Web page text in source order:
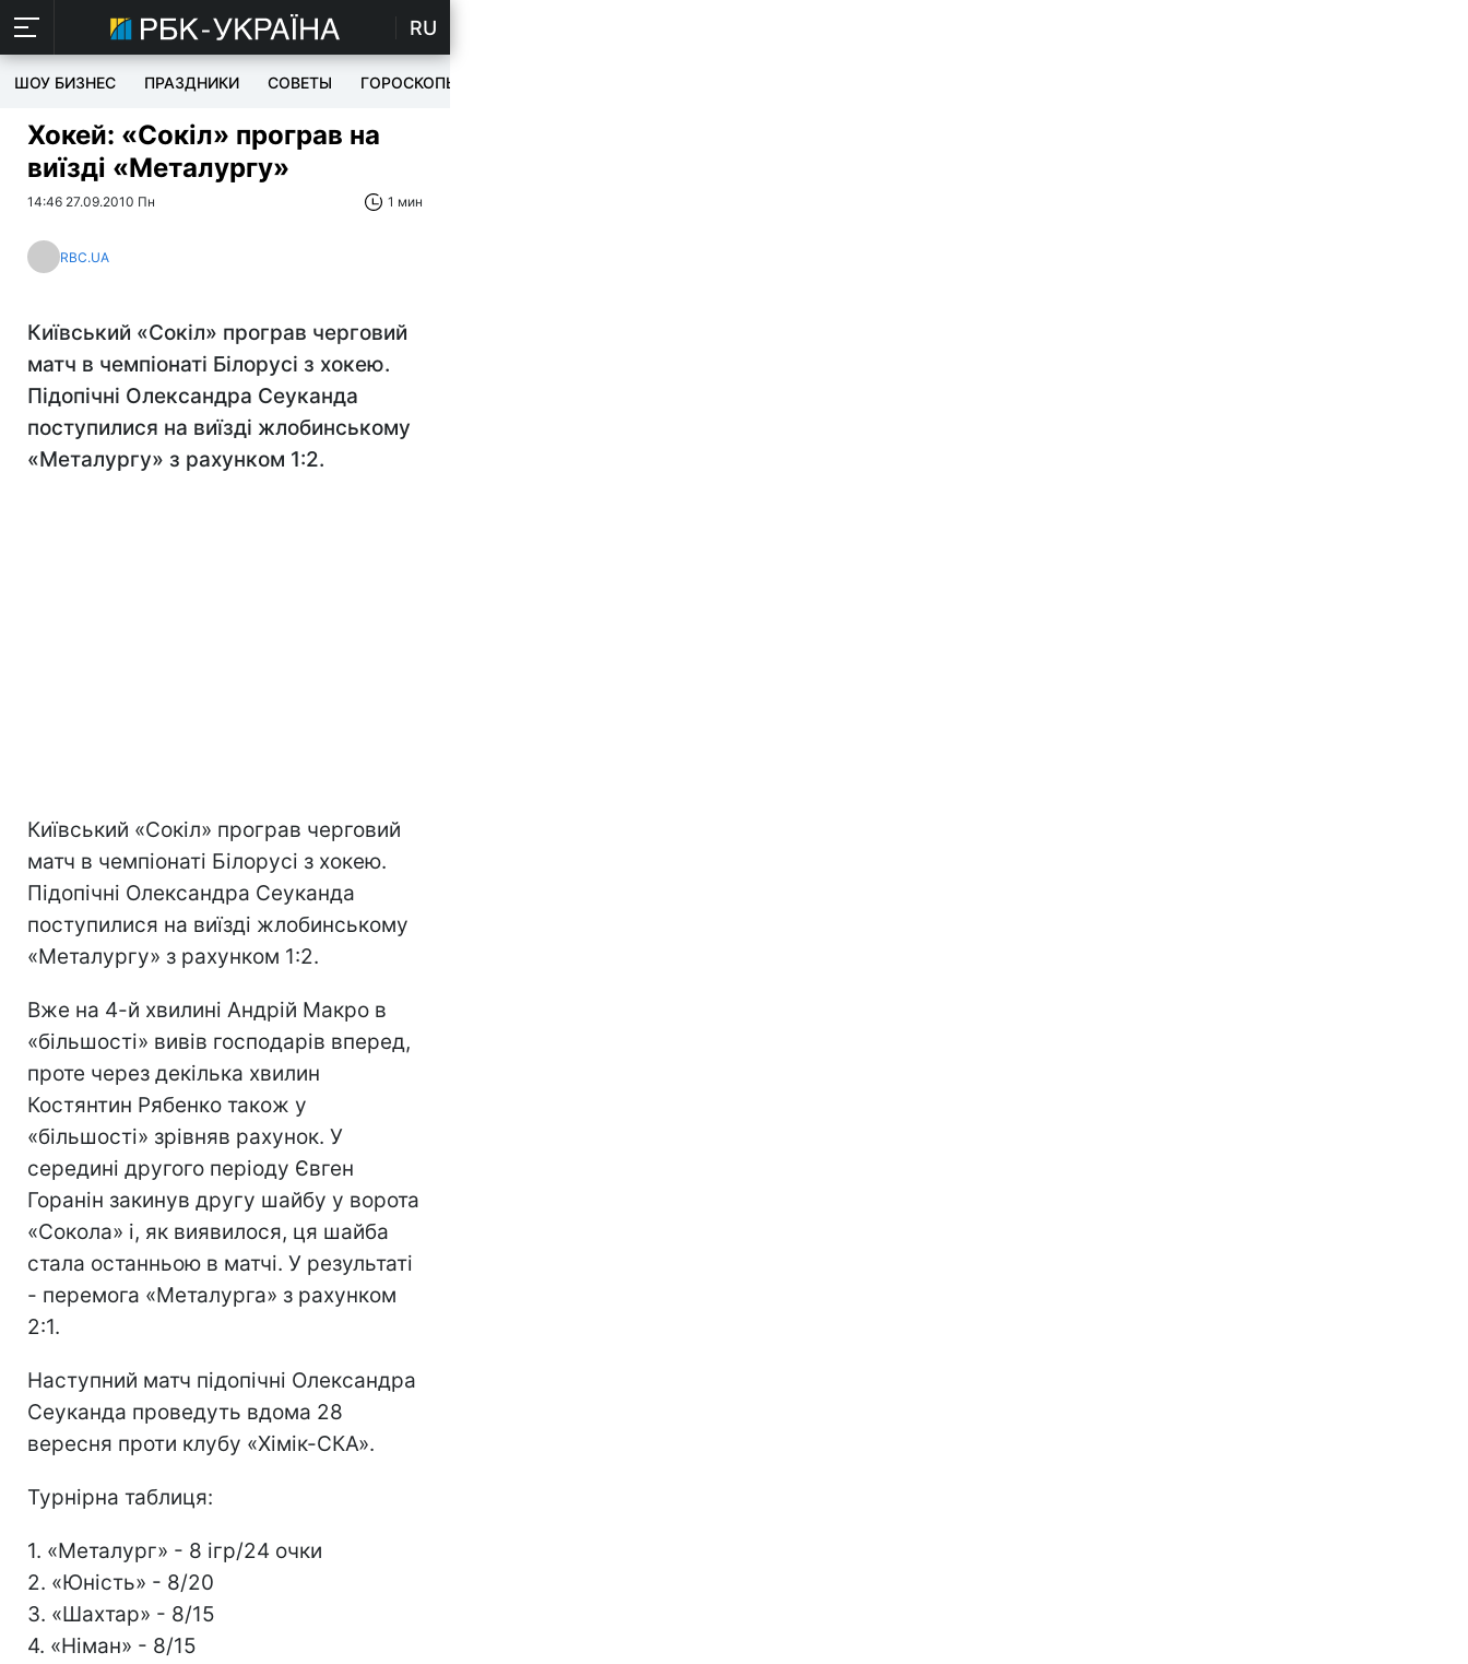
RU
ШОУ БИЗНЕС ПРАЗДНИКИ СОВЕТЫ ГОРОСКОПЫ
Хокей: «Сокіл» програв на
виїзді «Металургу»
14:46 27.09.2010 Пн 1 мин
RBC.UA
Київський «Сокіл» програв черговий
матч в чемпіонаті Білорусі з хокею.
Підопічні Олександра Сеуканда
поступилися на виїзді жлобинському
«Металургу» з рахунком 1:2.
Київський «Сокіл» програв черговий
матч в чемпіонаті Білорусі з хокею.
Підопічні Олександра Сеуканда
поступилися на виїзді жлобинському
«Металургу» з рахунком 1:2.
Вже на 4-й хвилині Андрій Макро в
«більшості» вивів господарів вперед,
проте через декілька хвилин
Костянтин Рябенко також у
«більшості» зрівняв рахунок. У
середині другого періоду Євген
Горанін закинув другу шайбу у ворота
«Сокола» і, як виявилося, ця шайба
стала останньою в матчі. У результаті
- перемога «Металурга» з рахунком
2:1.
Наступний матч підопічні Олександра
Сеуканда проведуть вдома 28
вересня проти клубу «Хімік-СКА».
Турнірна таблиця:
1. «Металург» - 8 ігр/24 очки
2. «Юність» - 8/20
3. «Шахтар» - 8/15
4. «Німан» - 8/15